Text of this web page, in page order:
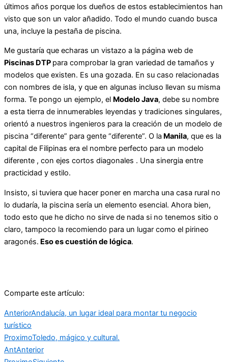
últimos años porque los dueños de estos establecimientos han
visto que son un valor añadido. Todo el mundo cuando busca
una, incluye la pestaña de piscina.
Me gustaría que echaras un vistazo a la página web de
Piscinas DTP para comprobar la gran variedad de tamaños y
modelos que existen. Es una gozada. En su caso relacionadas
con nombres de isla, y que en algunas incluso llevan su misma
forma. Te pongo un ejemplo, el Modelo Java, debe su nombre
a esta tierra de innumerables leyendas y tradiciones singulares,
orientó a nuestros ingenieros para la creación de un modelo de
piscina “diferente” para gente “diferente”. O la Manila, que es la
capital de Filipinas era el nombre perfecto para un modelo
diferente , con ejes cortos diagonales . Una sinergia entre
practicidad y estilo.
Insisto, si tuviera que hacer poner en marcha una casa rural no
lo dudaría, la piscina sería un elemento esencial. Ahora bien,
todo esto que he dicho no sirve de nada si no tenemos sitio o
claro, tampoco la recomiendo para un lugar como el pirineo
aragonés. Eso es cuestión de lógica.
Comparte este artículo:
AnteriorAndalucía, un lugar ideal para montar tu negocio
turístico
ProximoToledo, mágico y cultural.
AntAnterior